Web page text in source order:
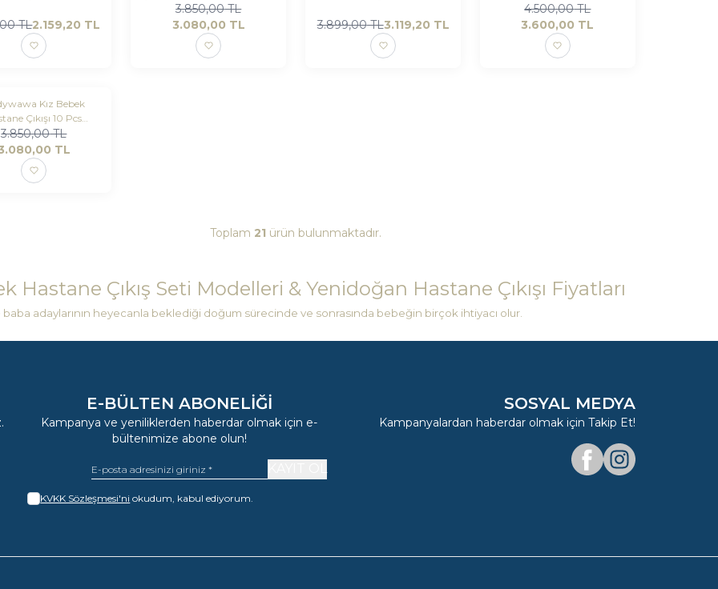
TL2.159,20 TL
Set Wardrobe
3.850,00TL
3.080,00 TL 3.899,00TL3.119,20 TL
Newborn Set Bow Blıss
4.500,00TL
3.600,00 TL
Kız Bebek
Çıkışı 10 Pcs
set Little Leopard
3.850,00TL
TL
Toplam 21 ürün bulunmaktadır.
Hastane Çıkış Seti Modelleri & Yenidoğan Hastane Çıkışı Fiyatları
adaylarının heyecanla beklediği doğum sürecinde ve sonrasında bebeğin birçok ihtiyacı olur.
E-BÜLTEN ABONELIĞI
Kampanya ve yeniliklerden haberdar olmak için e-
bültenimize abone olun!
KVKK Sözleşmesi'ni okudum, kabul ediyorum.
SOSYAL MEDYA
Kampanyalardan haberdar olmak için Takip Et!
FacebookInstagram